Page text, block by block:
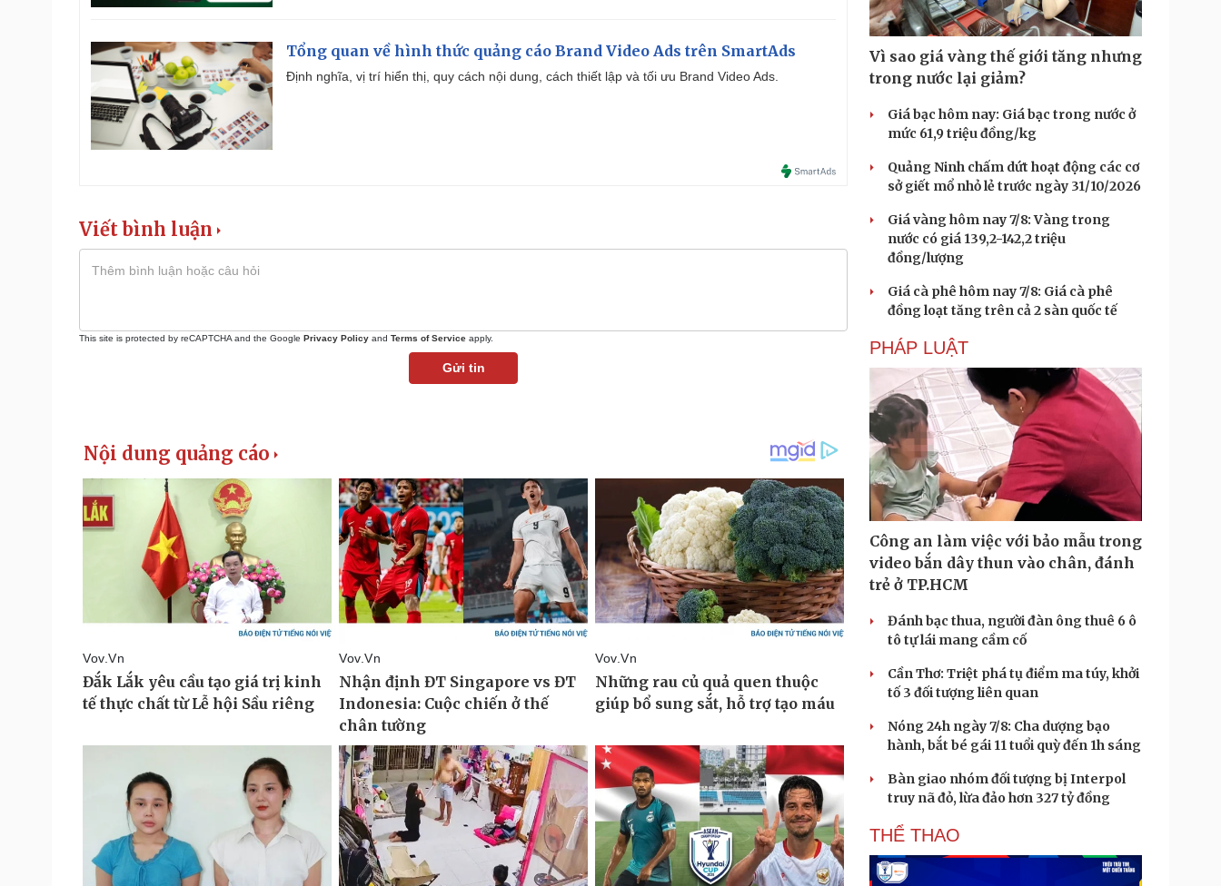
Tổng quan về hình thức quảng cáo Brand Video Ads trên SmartAds
Định nghĩa, vị trí hiển thị, quy cách nội dung, cách thiết lập và tối ưu Brand Video Ads.
Viết bình luận
This site is protected by reCAPTCHA and the Google Privacy Policy and Terms of Service apply.
Gửi tin
Vì sao giá vàng thế giới tăng nhưng
trong nước lại giảm?
Giá bạc hôm nay: Giá bạc trong nước ở
mức 61,9 triệu đồng/kg
Quảng Ninh chấm dứt hoạt động các cơ
sở giết mổ nhỏ lẻ trước ngày 31/10/2026
Giá vàng hôm nay 7/8: Vàng trong
nước có giá 139,2-142,2 triệu
đồng/lượng
Giá cà phê hôm nay 7/8: Giá cà phê
đồng loạt tăng trên cả 2 sàn quốc tế
PHÁP LUẬT
Công an làm việc với bảo mẫu trong
video bắn dây thun vào chân, đánh
trẻ ở TP.HCM
Đánh bạc thua, người đàn ông thuê 6 ô
tô tự lái mang cầm cố
Cần Thơ: Triệt phá tụ điểm ma túy, khởi
tố 3 đối tượng liên quan
Nóng 24h ngày 7/8: Cha dượng bạo
hành, bắt bé gái 11 tuổi quỳ đến 1h sáng
Bàn giao nhóm đối tượng bị Interpol
truy nã đỏ, lừa đảo hơn 327 tỷ đồng
THỂ THAO